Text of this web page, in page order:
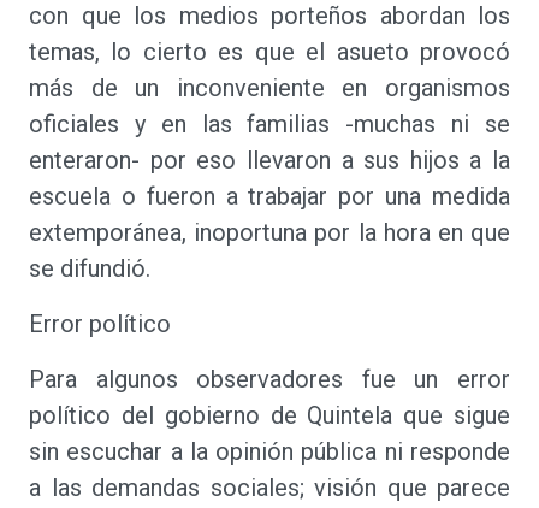
con que los medios porteños abordan los
temas, lo cierto es que el asueto provocó
más de un inconveniente en organismos
oficiales y en las familias -muchas ni se
enteraron- por eso llevaron a sus hijos a la
escuela o fueron a trabajar por una medida
extemporánea, inoportuna por la hora en que
se difundió.
Error político
Para algunos observadores fue un error
político del gobierno de Quintela que sigue
sin escuchar a la opinión pública ni responde
a las demandas sociales; visión que parece